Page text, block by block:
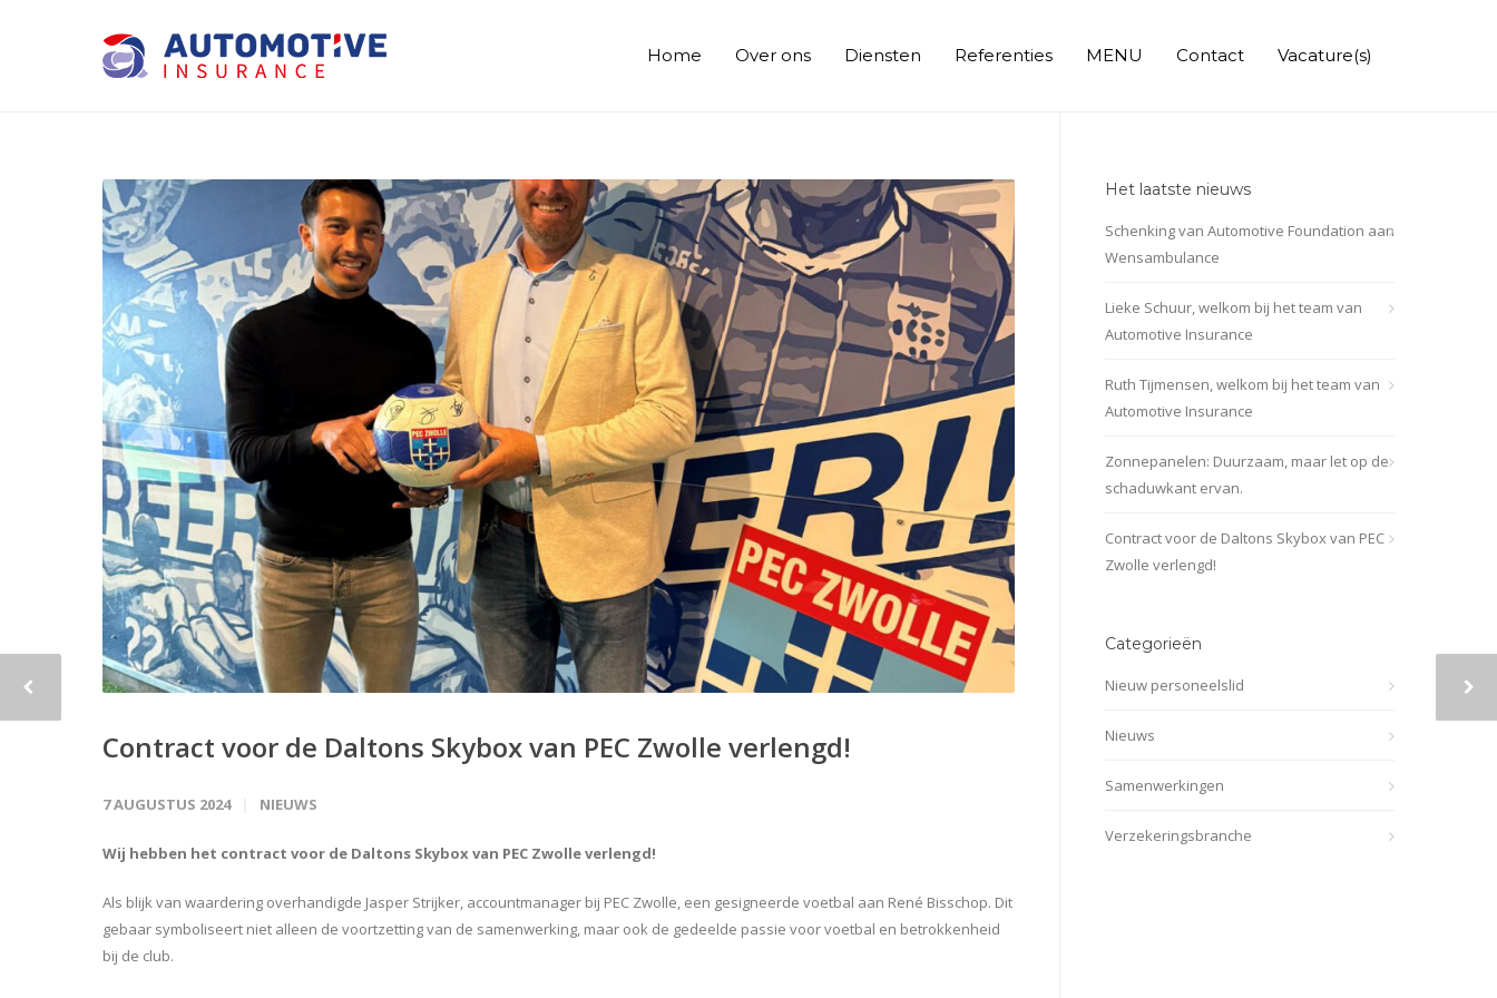
Home Over ons Diensten Referenties MENU Contact Vacature(s)
Contract voor de Daltons Skybox van PEC Zwolle verlengd!
7 AUGUSTUS 2024 NIEUWS
Wij hebben het contract voor de Daltons Skybox van PEC Zwolle verlengd!
Als blijk van waardering overhandigde Jasper Strijker, accountmanager bij PEC Zwolle, een gesigneerde voetbal aan René Bisschop. Dit
gebaar symboliseert niet alleen de voortzetting van de samenwerking, maar ook de gedeelde passie voor voetbal en betrokkenheid
bij de club.
Het laatste nieuws
Schenking van Automotive Foundation aan
Wensambulance
Lieke Schuur, welkom bij het team van
Automotive Insurance
Ruth Tijmensen, welkom bij het team van
Automotive Insurance
Zonnepanelen: Duurzaam, maar let op de
schaduwkant ervan.
Contract voor de Daltons Skybox van PEC
Zwolle verlengd!
Categorieën
Nieuw personeelslid
Nieuws
Samenwerkingen
Verzekeringsbranche